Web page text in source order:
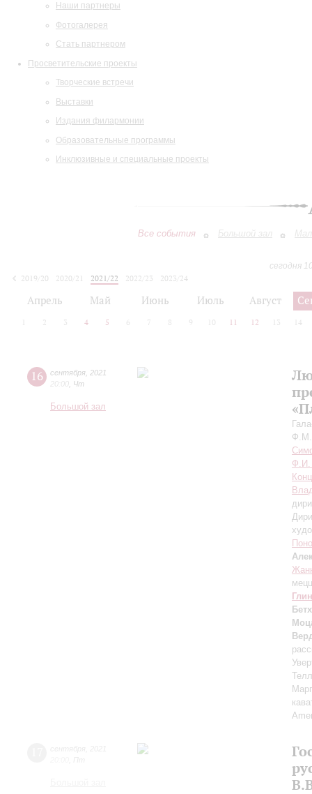
Наши партнеры
Фотогалерея
Стать партнером
Просветительские проекты
Творческие встречи
Выставки
Издания филармонии
Образовательные программы
Инклюзивные и специальные проекты
Все события Большой зал
сегодня
2019/20
2020/21 2021/22 2022/23
2023/24
Апрель Май Июнь Июль Август
2 3 4 5 6 7 8 9 10 11 12 13 14
16 сентября 2021
20:00 Чт
Большой зал
Ф.И.